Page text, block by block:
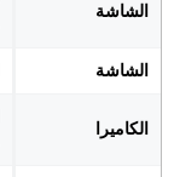
الشاشة
الشاشة
الكاميرا